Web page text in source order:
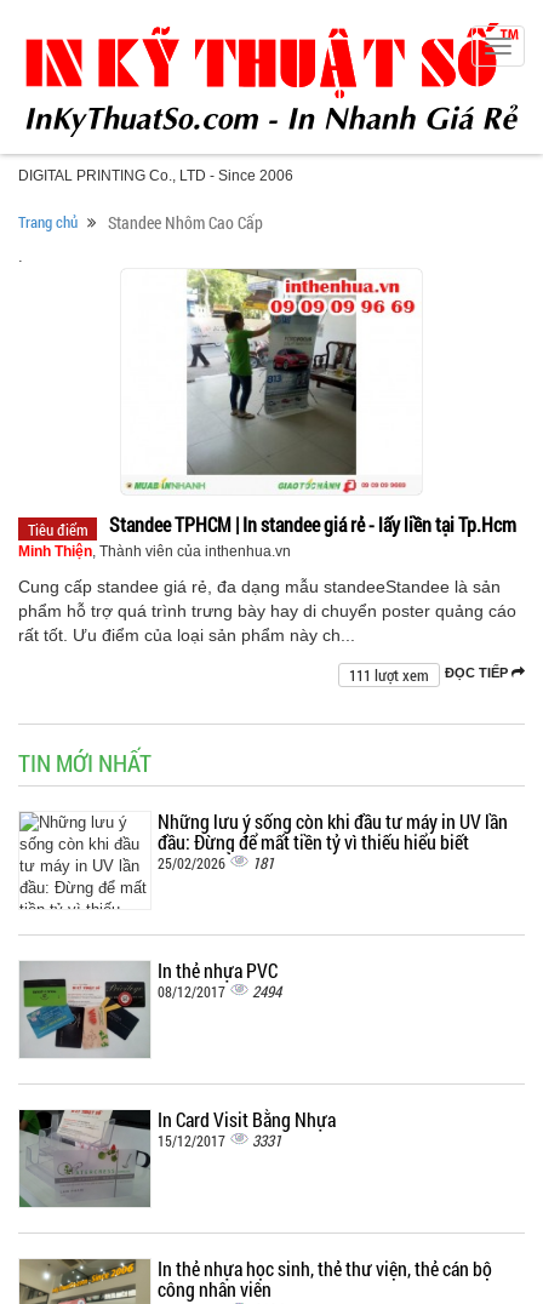
DIGITAL PRINTING Co., LTD - Since 2006
Toggle
Trang chủ Standee Nhôm Cao Cấp
.
Tiêu điểm Standee TPHCM | In standee giá rẻ - lấy liền tại Tp.Hcm
Minh Thiện, Thành viên của inthenhua.vn
Cung cấp standee giá rẻ, đa dạng mẫu standeeStandee là sản
phẩm hỗ trợ quá trình trưng bày hay di chuyển poster quảng cáo
rất tốt. Ưu điểm của loại sản phẩm này ch...
ĐỌC TIẾP
111 lượt xem
TIN MỚI NHẤT
Những lưu ý sống còn khi đầu tư máy in UV lần
đầu: Đừng để mất tiền tỷ vì thiếu hiểu biết
25/02/2026 181
In thẻ nhựa PVC
08/12/2017 2494
In Card Visit Bằng Nhựa
15/12/2017 3331
In thẻ nhựa học sinh, thẻ thư viện, thẻ cán bộ
công nhân viên